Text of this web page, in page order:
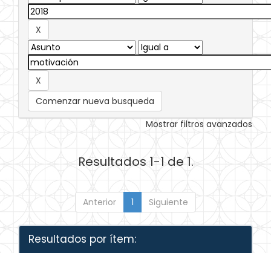
Comenzar nueva busqueda
Mostrar filtros avanzados
Resultados 1-1 de 1.
Anterior 1 Siguiente
Resultados por ítem: